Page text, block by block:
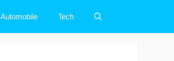
Automobile Tech